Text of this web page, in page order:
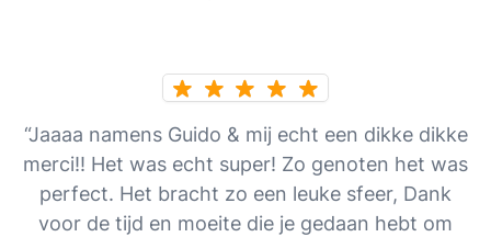
“Jaaaa namens Guido & mij echt een dikke dikke
merci!! Het was echt super! Zo genoten het was
perfect. Het bracht zo een leuke sfeer, Dank
voor de tijd en moeite die je gedaan hebt om